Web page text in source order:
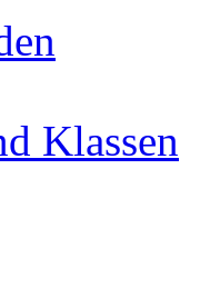
Klassen